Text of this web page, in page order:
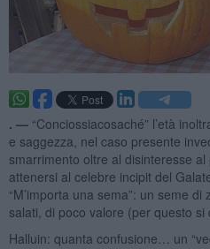
. — “Conciossiacosaché” l’età
e saggezza, nel caso presente
smarrimento oltre al disinteresse al
attenersi al celebre incipit del
“M’importa una sema”: un seme
salati, di poco valore (per questo si
Halluin: quanta confusione… un